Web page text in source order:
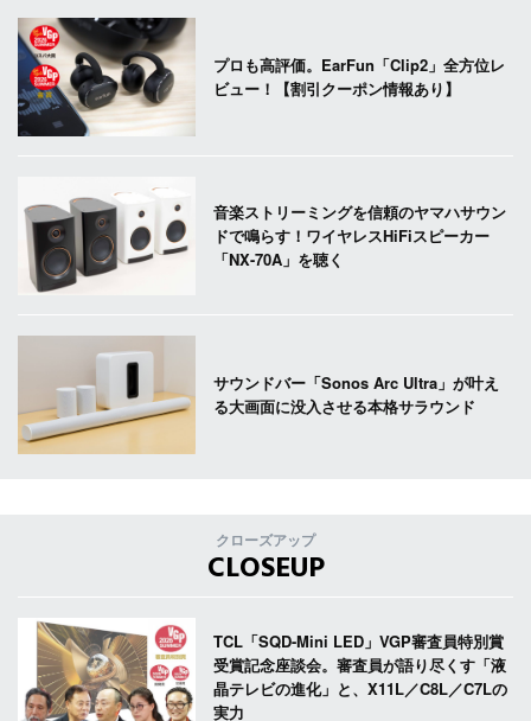
プロも高評価。EarFun「Clip2」全方位レ
ビュー！【割引クーポン情報あり】
音楽ストリーミングを信頼のヤマハサウン
ドで鳴らす！ワイヤレスHiFiスピーカー
「NX-70A」を聴く
サウンドバー「Sonos Arc Ultra」が叶え
る大画面に没入させる本格サラウンド
クローズアップ
CLOSEUP
TCL「SQD-Mini LED」VGP審査員特別賞
受賞記念座談会。審査員が語り尽くす「液
晶テレビの進化」と、X11L／C8L／C7Lの
実力